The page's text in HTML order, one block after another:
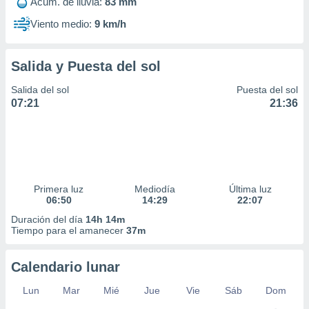
perfiles
utilizar
crear un
de
o a través
uso de
Viento medio: 9 km/h
Salida y Puesta del sol
Salida del sol
07:21
Puesta del sol
21:36
Primera luz
06:50
Mediodía
14:29
Última luz
22:07
Duración del día 14h 14m
Tiempo para el amanecer 37m
Calendario lunar
Lun Mar Mié Jue Vie Sáb
Dom